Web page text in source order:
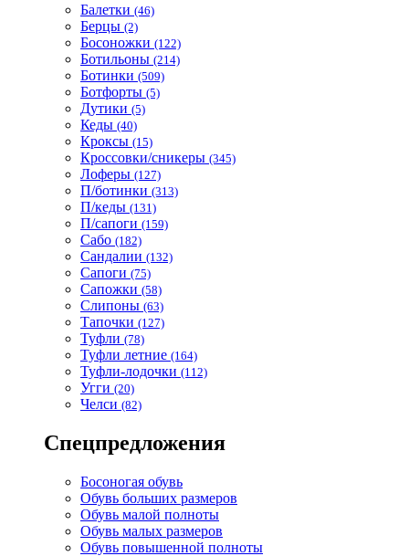
Балетки (46)
Берцы (2)
Босоножки (122)
Ботильоны (214)
Ботинки (509)
Ботфорты (5)
Дутики (5)
Кеды (40)
Кроксы (15)
Кроссовки/сникеры (345)
Лоферы (127)
П/ботинки (313)
П/кеды (131)
П/сапоги (159)
Сабо (182)
Сандалии (132)
Сапоги (75)
Сапожки (58)
Слипоны (63)
Тапочки (127)
Туфли (78)
Туфли летние (164)
Туфли-лодочки (112)
Угги (20)
Челси (82)
Спецпредложения
Босоногая обувь
Обувь больших размеров
Обувь малой полноты
Обувь малых размеров
Обувь повышенной полноты